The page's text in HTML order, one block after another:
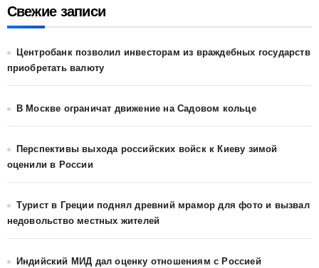
Свежие записи
Центробанк позволил инвесторам из враждебных государств
приобретать валюту
В Москве ограничат движение на Садовом кольце
Перспективы выхода российских войск к Киеву зимой
оценили в России
Турист в Греции поднял древний мрамор для фото и вызвал
недовольство местных жителей
Индийский МИД дал оценку отношениям с Россией